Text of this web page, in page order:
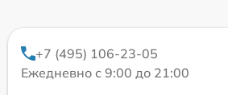
+7 (495) 106-23-05
Ежедневно с 9:00 до 21:00